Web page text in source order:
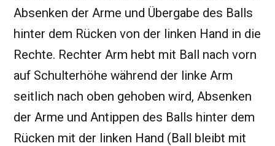
Absenken der Arme und Übergabe des Balls
hinter dem Rücken von der linken Hand in die
Rechte. Rechter Arm hebt mit Ball nach vorn
auf Schulterhöhe während der linke Arm
seitlich nach oben gehoben wird, Absenken
der Arme und Antippen des Balls hinter dem
Rücken mit der linken Hand (Ball bleibt mit